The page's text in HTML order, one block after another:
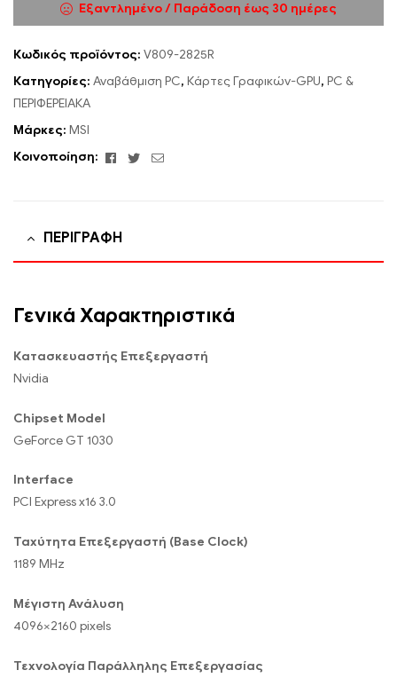
Εξαντλημένο / Παράδοση έως 30 ημέρες
Κωδικός προϊόντος: V809-2825R
Κατηγορίες: Αναβάθμιση PC, Κάρτες Γραφικών-GPU, PC &
ΠΕΡΙΦΕΡΕΙΑΚΑ
Μάρκες: MSI
Κοινοποίηση:
Facebook
TwitterEmail
ΠΕΡΙΓΡΑΦΉ
Γενικά Χαρακτηριστικά
Κατασκευαστής Επεξεργαστή
Nvidia
Chipset Model
GeForce GT 1030
Interface
PCI Express x16 3.0
Ταχύτητα Επεξεργαστή (Base Clock)
1189 MHz
Μέγιστη Ανάλυση
4096×2160 pixels
Τεχνολογία Παράλληλης Επεξεργασίας